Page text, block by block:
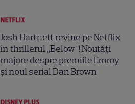
NETFLIX
Josh Hartnett revine pe Netflix
în thrillerul „Below”! Noutăți
majore despre premiile Emmy
și noul serial Dan Brown